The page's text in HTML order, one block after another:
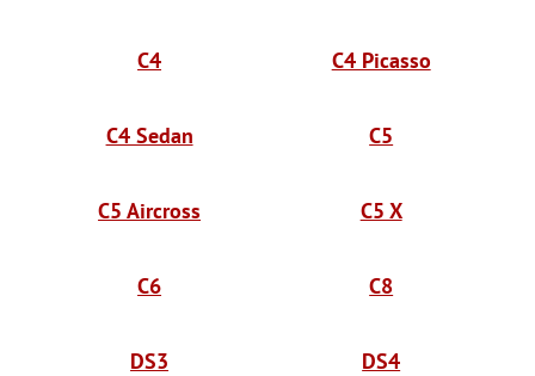
C4 C4 Picasso
C4 Sedan C5
C5 Aircross C5 X
C6 C8
DS3 DS4